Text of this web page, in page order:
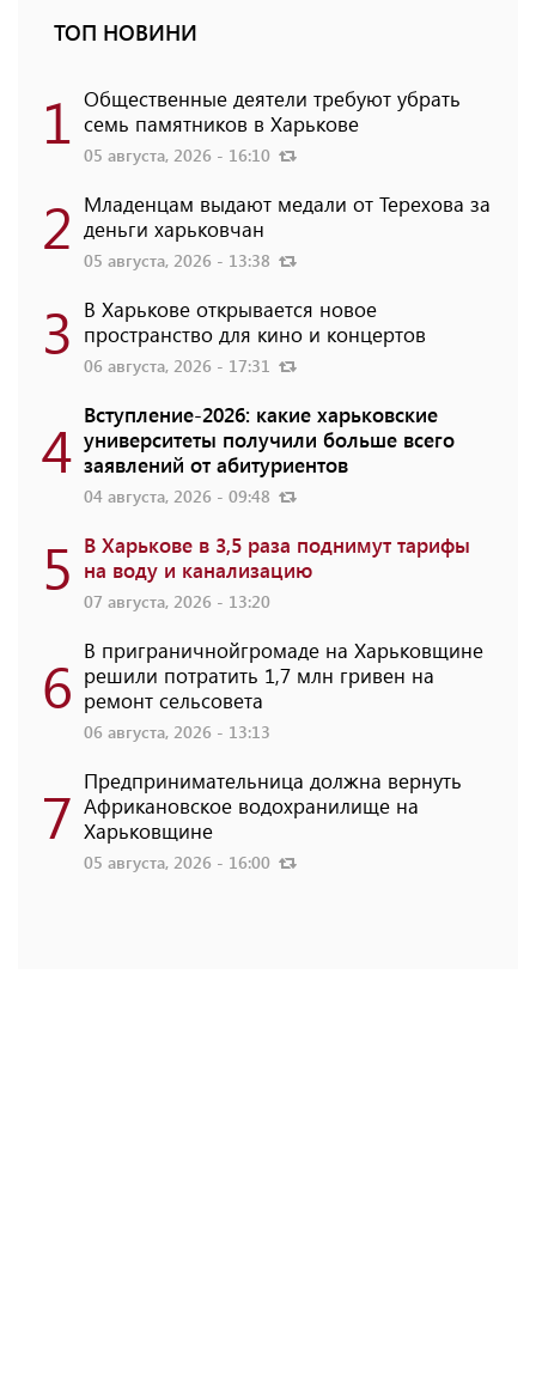
ТОП НОВИНИ
1 Общественные деятели требуют убрать
семь памятников в Харькове
05 августа, 2026 - 16:10
2 Младенцам выдают медали от Терехова за
деньги харьковчан
05 августа, 2026 - 13:38
3 В Харькове открывается новое
пространство для кино и концертов
06 августа, 2026 - 17:31
4 Вступление-2026: какие харьковские
университеты получили больше всего
заявлений от абитуриентов
04 августа, 2026 - 09:48
5 В Харькове в 3,5 раза поднимут тарифы
на воду и канализацию
07 августа, 2026 - 13:20
6 В приграничнойгромаде на Харьковщине
решили потратить 1,7 млн ​​гривен на
ремонт сельсовета
06 августа, 2026 - 13:13
7 Предпринимательница должна вернуть
Африкановское водохранилище на
Харьковщине
05 августа, 2026 - 16:00